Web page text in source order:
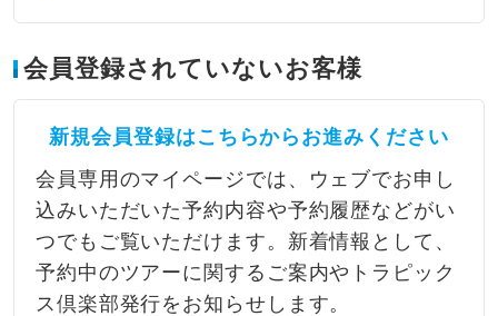
会員登録されていないお客様
新規会員登録はこちらからお進みください
会員専用のマイページでは、ウェブでお申し
込みいただいた予約内容や予約履歴などがい
つでもご覧いただけます。新着情報として、
予約中のツアーに関するご案内やトラピック
ス倶楽部発行をお知らせします。